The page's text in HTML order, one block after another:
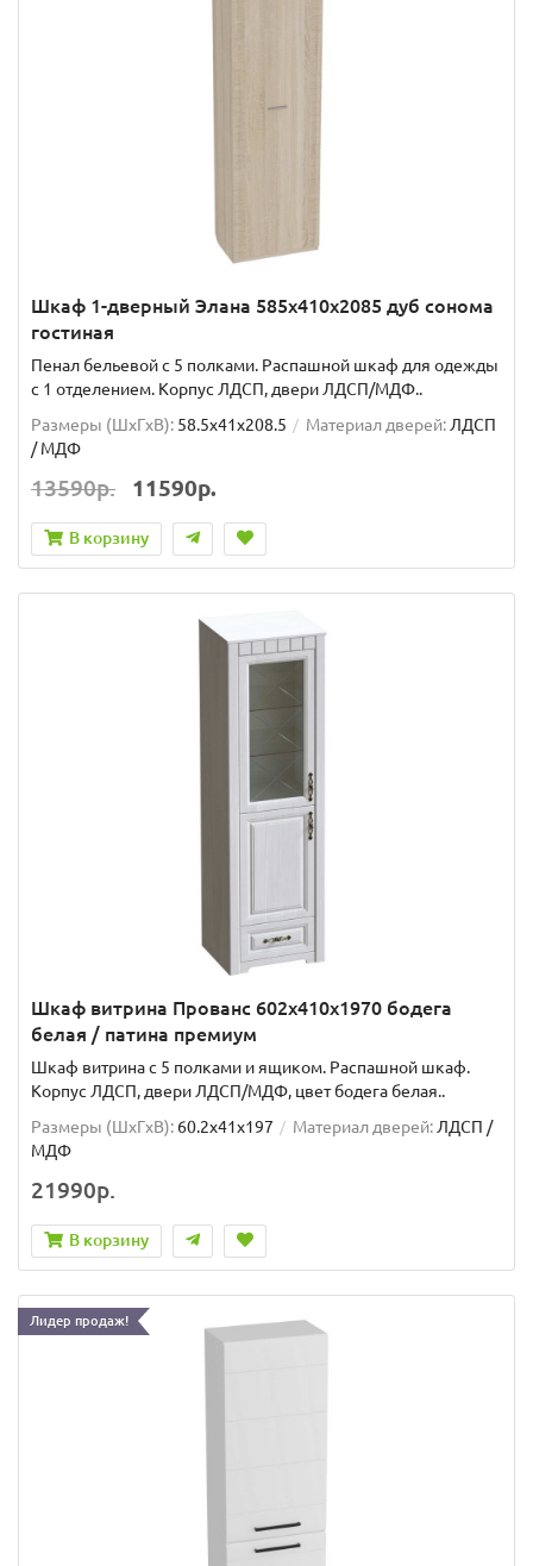
Шкаф 1-дверный Элана 585х410х2085 дуб сонома
гостиная
Пенал бельевой с 5 полками. Распашной шкаф для одежды
с 1 отделением. Корпус ЛДСП, двери ЛДСП/МДФ..
Размеры (ШxГxВ): 58.5x41x208.5 Материал дверей:ЛДСП
/ МДФ
13590р. 11590р.
В корзину
Шкаф витрина Прованс 602x410x1970 бодега
белая / патина премиум
Шкаф витрина с 5 полками и ящиком. Распашной шкаф.
Корпус ЛДСП, двери ЛДСП/МДФ, цвет бодега белая..
Размеры (ШxГxВ): 60.2x41x197 Материал дверей: ЛДСП /
МДФ
21990р.
В корзину
Лидер продаж!